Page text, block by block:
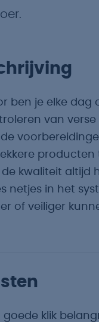
ben je elke dag
van
kwaliteit altijd
netjes in het
of veiliger
klik